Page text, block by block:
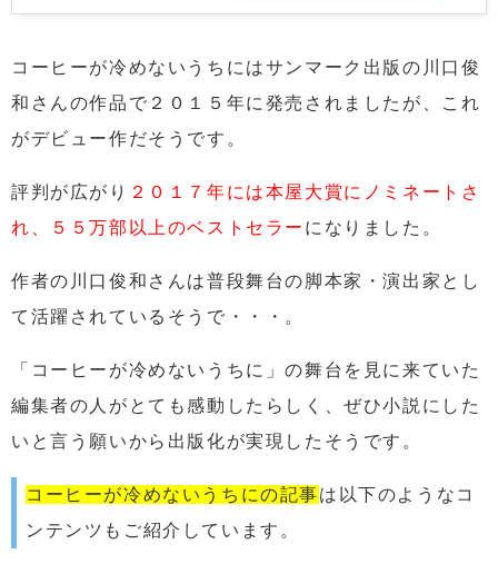
コーヒーが冷めないうちにはサンマーク出版の川口俊
和さんの作品で２０１５年に発売されましたが、これ
がデビュー作だそうです。
評判が広がり ２０１７年には本屋大賞にノミネートさ
れ、５５万部以上のベストセラー になりました。
作者の川口俊和さんは普段舞台の脚本家・演出家とし
て活躍されているそうで・・・。
「コーヒーが冷めないうちに」の舞台を見に来ていた
編集者の人がとても感動したらしく、ぜひ小説にした
いと言う願いから出版化が実現したそうです。
コーヒーが冷めないうちにの記事は以下のようなコ
ンテンツもご紹介しています。